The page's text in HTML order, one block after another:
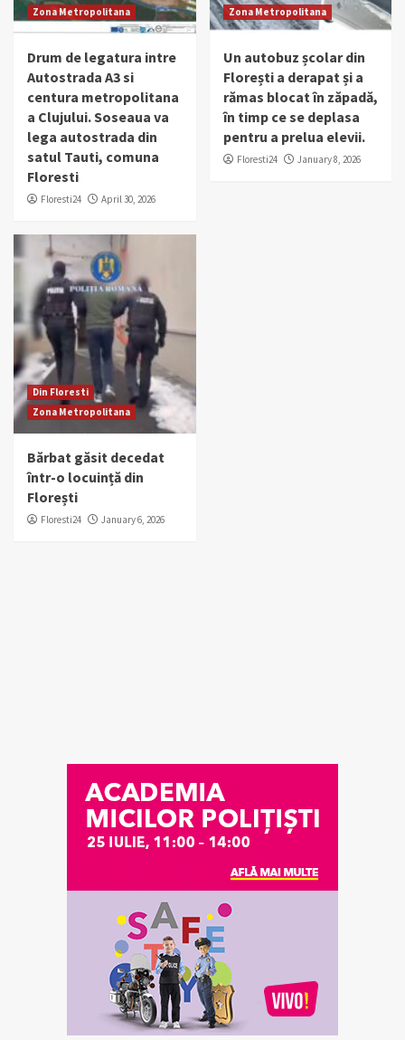
Zona Metropolitana
Drum de legatura intre
Autostrada A3 si
centura metropolitana
a Clujului. Soseaua va
lega autostrada din
satul Tauti, comuna
Floresti
Floresti24 April 30, 2026
Zona Metropolitana
Un autobuz școlar din
Florești a derapat și a
rămas blocat în zăpadă,
în timp ce se deplasa
pentru a prelua elevii.
Floresti24 January 8, 2026
Din Floresti
Zona Metropolitana
Bărbat găsit decedat
într-o locuință din
Florești
Floresti24 January 6, 2026